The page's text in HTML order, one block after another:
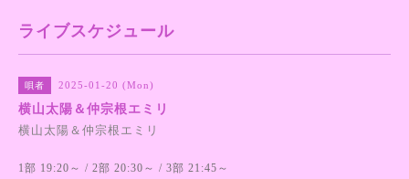
ライブスケジュール
唄者 2025-01-20 (Mon)
横山太陽＆仲宗根エミリ
横山太陽 ＆ 仲宗根エミリ
1部 19:20～ / 2部 20:30～ / 3部 21:45～